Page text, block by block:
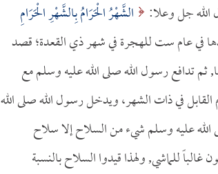
الشَّهْرُ الْحَرَامُ بِالشَّهْرِ الْحَرَامِ
وقصدها في عام ست للهجرة في شهر ذي القعدة؛ قصد
تدافع رسول الله صلى الله عليه وسلم مع
القابل في ذات الشهر، ويدخل رسول الله صلى الله
الله عليه وسلم شيء من السلاح إلا سلاح
للماشي, ولهذا قيدوا السلاح بالنسبة